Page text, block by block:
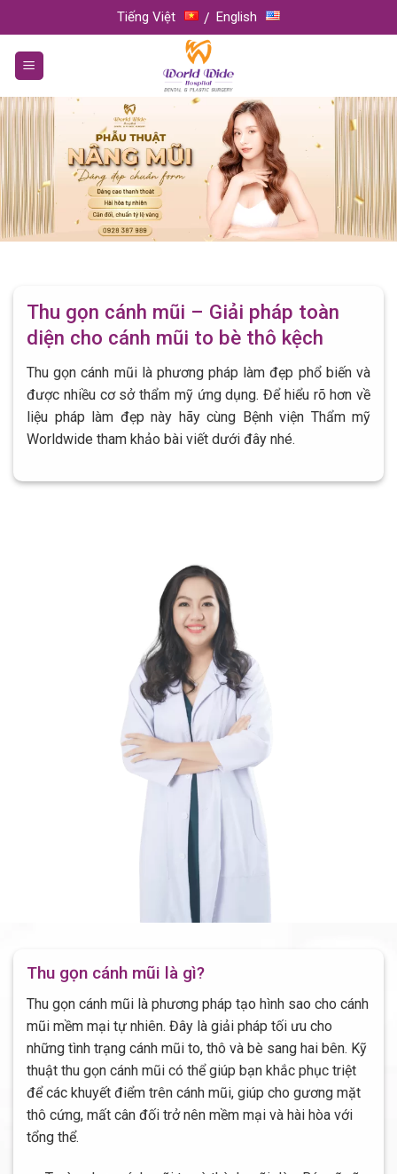
to
content
Tiếng Việt English
Thu gọn cánh mũi – Giải pháp toàn
diện cho cánh mũi to bè thô kệch
Thu gọn cánh mũi là phương pháp làm đẹp phổ biến và
được nhiều cơ sở thẩm mỹ ứng dụng. Để hiểu rõ hơn về
liệu pháp làm đẹp này hãy cùng Bệnh viện Thẩm mỹ
Worldwide tham khảo bài viết dưới đây nhé.
Thu gọn cánh mũi là gì?
Thu gọn cánh mũi là phương pháp tạo hình sao cho cánh
mũi mềm mại tự nhiên. Đây là giải pháp tối ưu cho
những tình trạng cánh mũi to, thô và bè sang hai bên. Kỹ
thuật thu gọn cánh mũi có thể giúp bạn khắc phục triệt
để các khuyết điểm trên cánh mũi, giúp cho gương mặt
thô cứng, mất cân đối trở nên mềm mại và hài hòa với
tổng thể.